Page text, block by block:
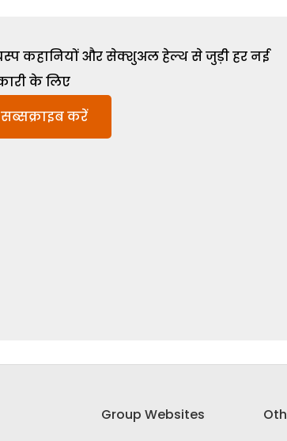
कहानियों और सेक्शुअल हेल्थ से जुड़ी हर नई
के लिए
सब्सक्राइब करें
Group Websites